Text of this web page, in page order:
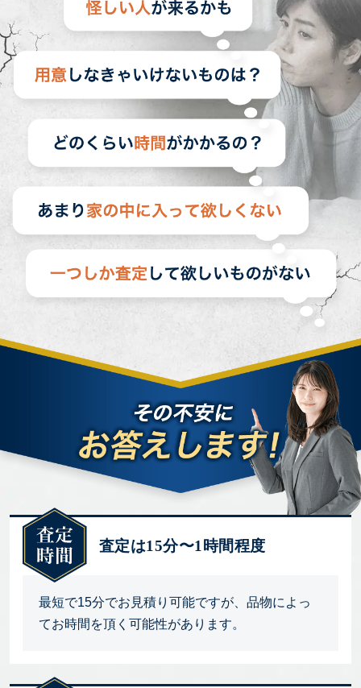
査定は15分〜1時間程度
最短で15分でお見積り可能ですが、品物によっ
てお時間を頂く可能性があります。